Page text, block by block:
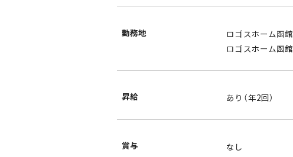
勤務地
ロゴスホーム函館
ロゴスホーム函
昇給 あり（年2回）
賞与 なし